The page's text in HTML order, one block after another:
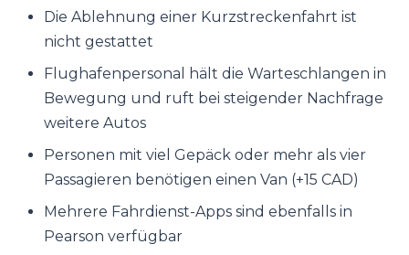
Die Ablehnung einer Kurzstreckenfahrt ist
nicht gestattet
Flughafenpersonal hält die Warteschlangen in
Bewegung und ruft bei steigender Nachfrage
weitere Autos
Personen mit viel Gepäck oder mehr als vier
Passagieren benötigen einen Van (+15 CAD)
Mehrere Fahrdienst-Apps sind ebenfalls in
Pearson verfügbar